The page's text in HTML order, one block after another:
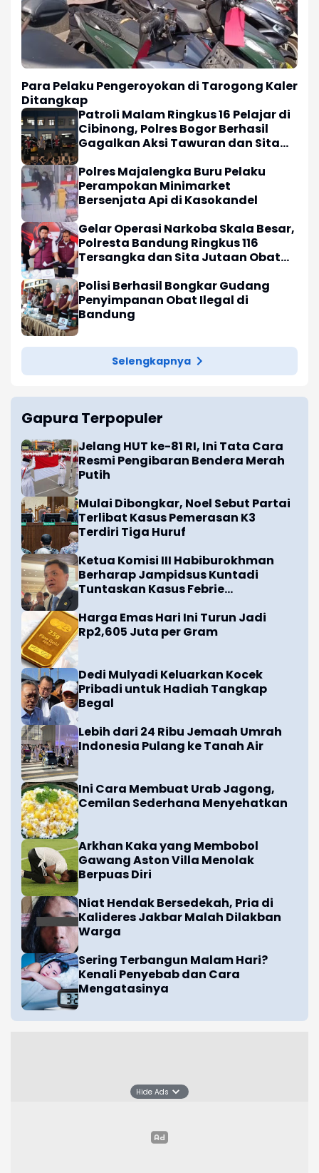
Para Pelaku Pengeroyokan di Tarogong Kaler
Ditangkap
Patroli Malam Ringkus 16 Pelajar di
Cibinong, Polres Bogor Berhasil
Gagalkan Aksi Tawuran dan Sita
Polres Majalengka Buru Pelaku
Perampokan Minimarket
Bersenjata Api di Kasokandel
Gelar Operasi Narkoba Skala Besar,
Polresta Bandung Ringkus 116
Tersangka dan Sita Jutaan Obat
Polisi Berhasil Bongkar Gudang
Penyimpanan Obat Ilegal di
Bandung
Selengkapnya
Gapura Terpopuler
Jelang HUT ke-81 RI, Ini Tata Cara
Resmi Pengibaran Bendera Merah
Putih
Mulai Dibongkar, Noel Sebut Partai
Terlibat Kasus Pemerasan K3
Terdiri Tiga Huruf
Ketua Komisi III Habiburokhman
Berharap Jampidsus Kuntadi
Tuntaskan Kasus Febrie
Harga Emas Hari Ini Turun Jadi
Rp2,605 Juta per Gram
Dedi Mulyadi Keluarkan Kocek
Pribadi untuk Hadiah Tangkap
Begal
Lebih dari 24 Ribu Jemaah Umrah
Indonesia Pulang ke Tanah Air
Ini Cara Membuat Urab Jagong,
Cemilan Sederhana Menyehatkan
Arkhan Kaka yang Membobol
Gawang Aston Villa Menolak
Berpuas Diri
Niat Hendak Bersedekah, Pria di
Kalideres Jakbar Malah Dilakban
Warga
Sering Terbangun Malam Hari?
Kenali Penyebab dan Cara
Mengatasinya
Hide Ads